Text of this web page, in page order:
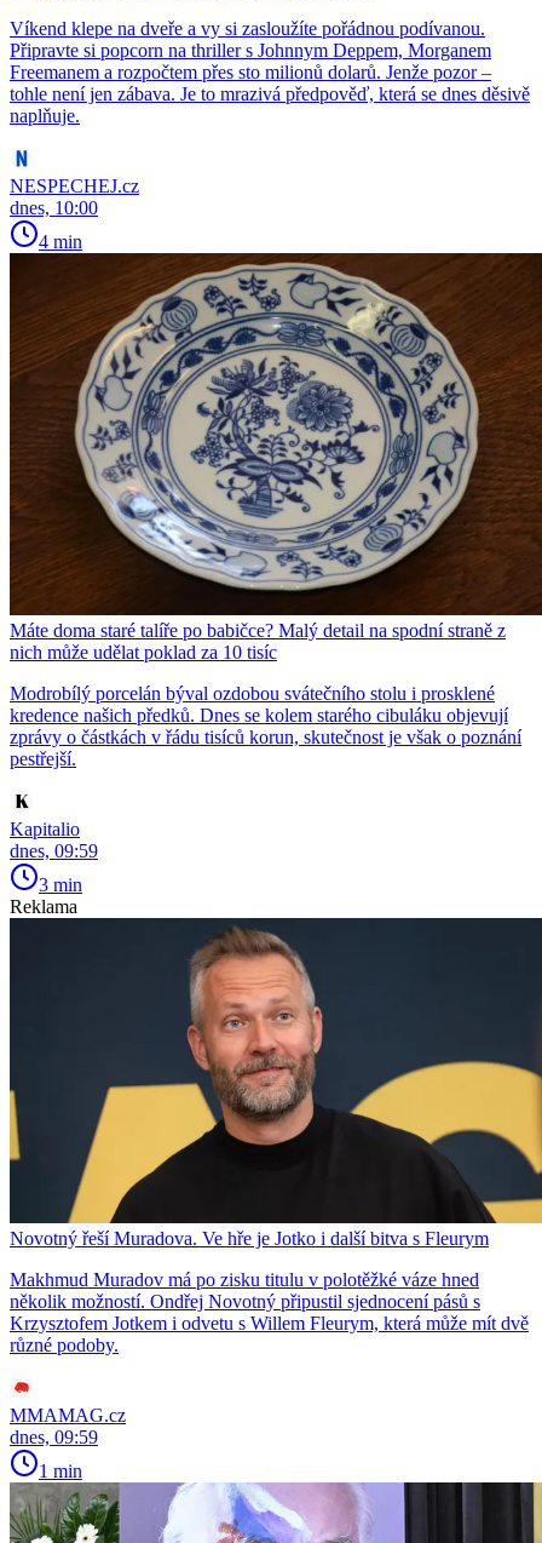
Víkend klepe na dveře a vy si zasloužíte pořádnou podívanou.
Připravte si popcorn na thriller s Johnnym Deppem, Morganem
Freemanem a rozpočtem přes sto milionů dolarů. Jenže pozor –
tohle není jen zábava. Je to mrazivá předpověď, která se dnes děsivě
naplňuje.
NESPECHEJ.cz
dnes, 10:00
4 min
Máte doma staré talíře po babičce? Malý detail na spodní straně z
nich může udělat poklad za 10 tisíc
Modrobílý porcelán býval ozdobou svátečního stolu i prosklené
kredence našich předků. Dnes se kolem starého cibuláku objevují
zprávy o částkách v řádu tisíců korun, skutečnost je však o poznání
pestřejší.
Kapitalio
dnes, 09:59
3 min
Reklama
Novotný řeší Muradova. Ve hře je Jotko i další bitva s Fleurym
Makhmud Muradov má po zisku titulu v polotěžké váze hned
několik možností. Ondřej Novotný připustil sjednocení pásů s
Krzysztofem Jotkem i odvetu s Willem Fleurym, která může mít dvě
různé podoby.
MMAMAG.cz
dnes, 09:59
1 min